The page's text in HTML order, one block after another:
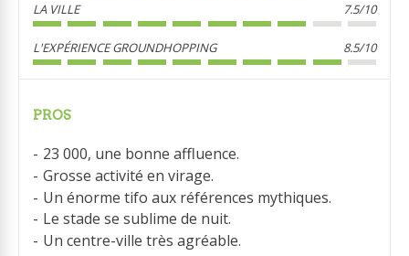
LA VILLE 7.5/10
L'EXPÉRIENCE GROUNDHOPPING 8.5/10
PROS
23 000, une bonne affluence.
Grosse activité en virage.
Un énorme tifo aux références mythiques.
Le stade se sublime de nuit.
Un centre-ville très agréable.